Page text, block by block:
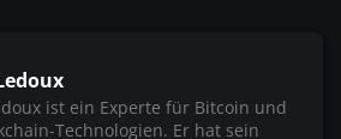
ist ein Experte für Bitcoin und
Technologien. Er hat sein